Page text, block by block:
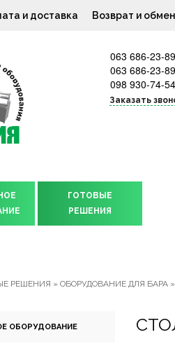
и доставка Возврат и обмен
063 686-23-89
063 686-23-89
098 930-74-54
Заказать
ГОТОВЫЕ
РЕШЕНИЯ
РЕШЕНИЯ » ОБОРУДОВАНИЕ ДЛЯ БАРА
ОБОРУДОВАНИЕ